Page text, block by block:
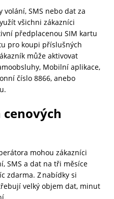
SMS nebo dat za
všichni zákazníci
předplacenou SIM kartu
pro koupi příslušných
může aktivovat
Mobilní aplikace,
číslo 8866, anebo
cenových
mohou zákazníci
SMS a dat na tři měsíce
zdarma. Z nabídky si
velký objem dat, minut